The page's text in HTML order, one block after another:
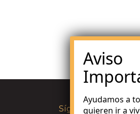
Síguenos en:
Ayudamos a
quieren ir a